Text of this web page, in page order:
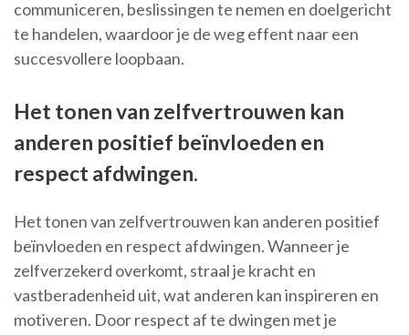
communiceren, beslissingen te nemen en doelgericht
te handelen, waardoor je de weg effent naar een
succesvollere loopbaan.
Het tonen van zelfvertrouwen kan
anderen positief beïnvloeden en
respect afdwingen.
Het tonen van zelfvertrouwen kan anderen positief
beïnvloeden en respect afdwingen. Wanneer je
zelfverzekerd overkomt, straal je kracht en
vastberadenheid uit, wat anderen kan inspireren en
motiveren. Door respect af te dwingen met je